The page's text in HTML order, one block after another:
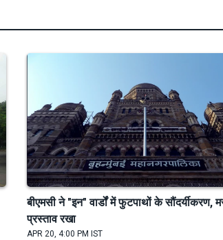
बीएमसी ने "इन" वार्डों में फुटपाथों के सौंदर्यीकरण,
प्रस्ताव रखा
APR 20, 4:00 PM IST